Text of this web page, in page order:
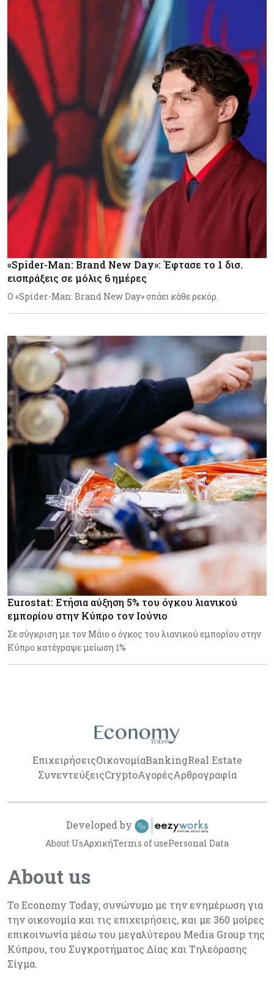
«Spider-Man: Brand New Day»: Έφτασε το 1 δισ.
εισπράξεις σε μόλις 6 ημέρες
Ο «Spider-Man: Brand New Day» σπάει κάθε ρεκόρ.
Eurostat: Ετήσια αύξηση 5% του όγκου λιανικού
εμπορίου στην Κύπρο τον Ιούνιο
Σε σύγκριση με τον Μάιο ο όγκος του λιανικού εμπορίου στην
Κύπρο κατέγραψε μείωση 1%
ΕπιχειρήσειςΟικονομίαBankingReal Estate
ΣυνεντεύξειςCryptoΑγορέςΑρθρογραφία
About us
Το Economy Today, συνώνυμο με την ενημέρωση για
την οικονομία και τις επιχειρήσεις, και με 360 μοίρες
επικοινωνία μέσω του μεγαλύτερου Media Group της
Κύπρου, του Συγκροτήματος Δίας και Τηλεόρασης
Σίγμα.
About UsΑρχικήTerms of usePersonal Data
Developed by